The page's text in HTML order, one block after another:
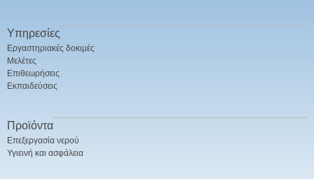
Υπηρεσίες
Εργαστηριακές δοκιμές
Μελέτες
Επιθεωρήσεις
Εκπαιδεύσεις
Προϊόντα
Επεξεργασία νερού
Υγιεινή και ασφάλεια